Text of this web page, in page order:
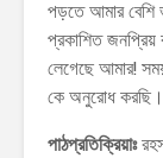
পড়তে আমার
প্রকাশিত
লেগেছে আমার!
কে অনুরোধ করছি।
পাঠপ্রতিক্রিয়াঃ